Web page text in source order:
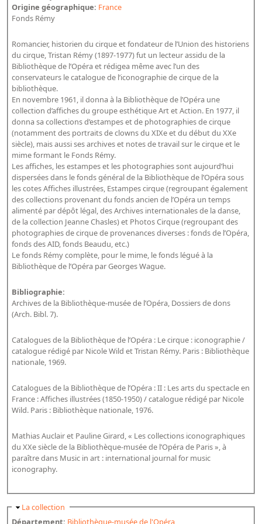
Répertoire des catalogues
Publications
Guides des sources publiés
Ouvrages et documents sur la BnF numérisés dans Gallica
Revue de la Bibliothèque nationale de France
Directeurs de la Bibliothèque nationale du XIVe siècle à nos jours
Listes et biographies des directeurs de départements
Implantations de la Bibliothèque nationale de France
Le fil de l'histoire (frise chonologique)
La Bibliothèque nationale de France à livre ouvert
Richelieu, Bibliothèques - Musée - Galeries
Gallica - Son histoire
Appels
Appel à projets
Recherche de sujets de recherche
Faire une suggestion de recherche
Fournir un témoignage et/ou un document
Origine géographique: France
Fonds Rémy
Romancier, historien du cirque et fondateur de l’Union des historiens
du cirque, Tristan Rémy (1897-1977) fut un lecteur assidu de la
Bibliothèque de l’Opéra et rédigea même avec l’un des
conservateurs le catalogue de l’iconographie de cirque de la
bibliothèque.
En novembre 1961, il donna à la Bibliothèque de l’Opéra une
collection d’affiches du groupe esthétique Art et Action. En 1977, il
donna sa collections d’estampes et de photographies de cirque
(notamment des portraits de clowns du XIXe et du début du XXe
siècle), mais aussi ses archives et notes de travail sur le cirque et le
mime formant le Fonds Rémy.
Les affiches, les estampes et les photographies sont aujourd’hui
dispersées dans le fonds général de la Bibliothèque de l’Opéra sous
les cotes Affiches illustrées, Estampes cirque (regroupant également
des collections provenant du fonds ancien de l’Opéra un temps
alimenté par dépôt légal, des Archives internationales de la danse,
de la collection Jeanne Chasles) et Photos Cirque (regroupant des
photographies de cirque de provenances diverses : fonds de l’Opéra,
fonds des AID, fonds Beaudu, etc.)
Le fonds Rémy complète, pour le mime, le fonds légué à la
Bibliothèque de l’Opéra par Georges Wague.
Bibliographie:
Archives de la Bibliothèque-musée de l’Opéra, Dossiers de dons
(Arch. Bibl. 7).
Catalogues de la Bibliothèque de l’Opéra : Le cirque : iconographie /
catalogue rédigé par Nicole Wild et Tristan Rémy. Paris : Bibliothèque
nationale, 1969.
Catalogues de la Bibliothèque de l’Opéra : II : Les arts du spectacle en
France : Affiches illustrées (1850-1950) / catalogue rédigé par Nicole
Wild. Paris : Bibliothèque nationale, 1976.
Mathias Auclair et Pauline Girard, « Les collections iconographiques
du XXe siècle de la Bibliothèque-musée de l’Opéra de Paris », à
paraître dans Music in art : international journal for music
iconography.
Masquer
La collection
Département: Bibliothèque-musée de l'Opéra